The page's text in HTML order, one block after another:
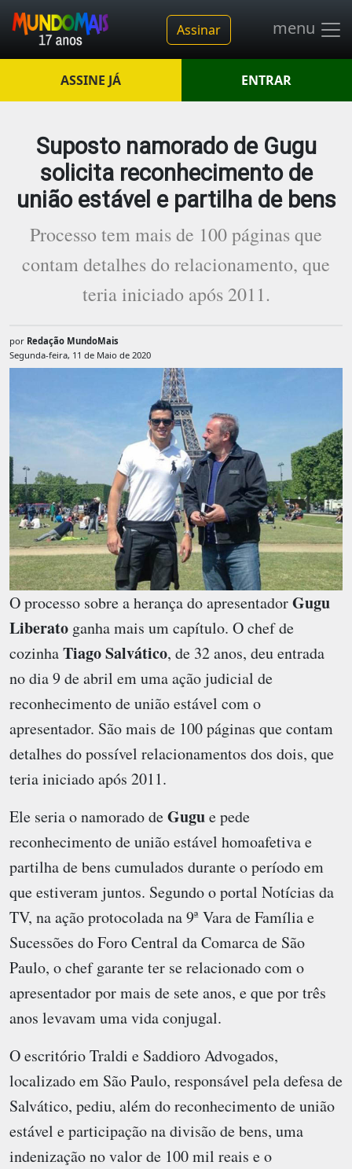
Assinar menu
ASSINE JÁ ENTRAR
Suposto namorado de Gugu
solicita reconhecimento de
união estável e partilha de bens
Processo tem mais de 100 páginas que
contam detalhes do relacionamento, que
teria iniciado após 2011.
por Redação MundoMais
Segunda-feira, 11 de Maio de 2020
O processo sobre a herança do apresentadorGugu
Liberato ganha mais um capítulo. O chef de
cozinhaTiago Salvático, de 32 anos, deu entrada
no dia 9 de abril em uma ação judicial de
reconhecimento de união estável com o
apresentador. São mais de 100 páginas que contam
detalhes do possível relacionamentos dos dois, que
teria iniciado após 2011.
Ele seria o namorado deGugue pede
reconhecimento de união estável homoafetiva e
partilha de bens cumulados durante o período em
que estiveram juntos. Segundo o portal Notícias da
TV, na ação protocolada na 9ª Vara de Família e
Sucessões do Foro Central da Comarca de São
Paulo, o chef garante ter se relacionado com o
apresentador por mais de sete anos, e que por três
anos levavam uma vida conjugal.
O escritório Traldi e Saddioro Advogados,
localizado em São Paulo, responsável pela defesa de
Salvático, pediu, além do reconhecimento de união
estável e participação na divisão de bens, uma
indenização no valor de 100 mil reais e o